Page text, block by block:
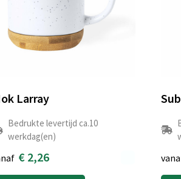
Larray
Bedrukte levertijd ca.10
werkdag(en)
€ 2,26